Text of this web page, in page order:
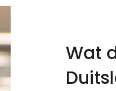
Wat